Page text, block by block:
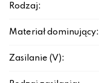
Rodzaj:
Materiał dominujący:
Zasilanie (V):